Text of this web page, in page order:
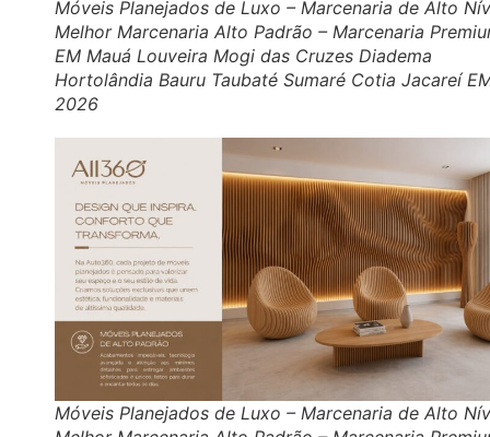
Móveis Planejados de Luxo – Marcenaria de Alto
Melhor Marcenaria Alto Padrão – Marcenaria
EM Mauá Louveira Mogi das Cruzes Diadema
Hortolândia Bauru Taubaté Sumaré Cotia Jacareí
2026
Móveis Planejados de Luxo – Marcenaria de Alto